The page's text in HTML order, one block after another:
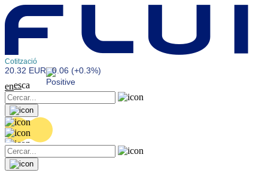
Cotització
20.32 EUR 0.06 (+0.3%)
enesca